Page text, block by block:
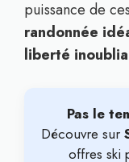
puissance de
randonnée
liberté
Pas le
Découvre sur
offres ski